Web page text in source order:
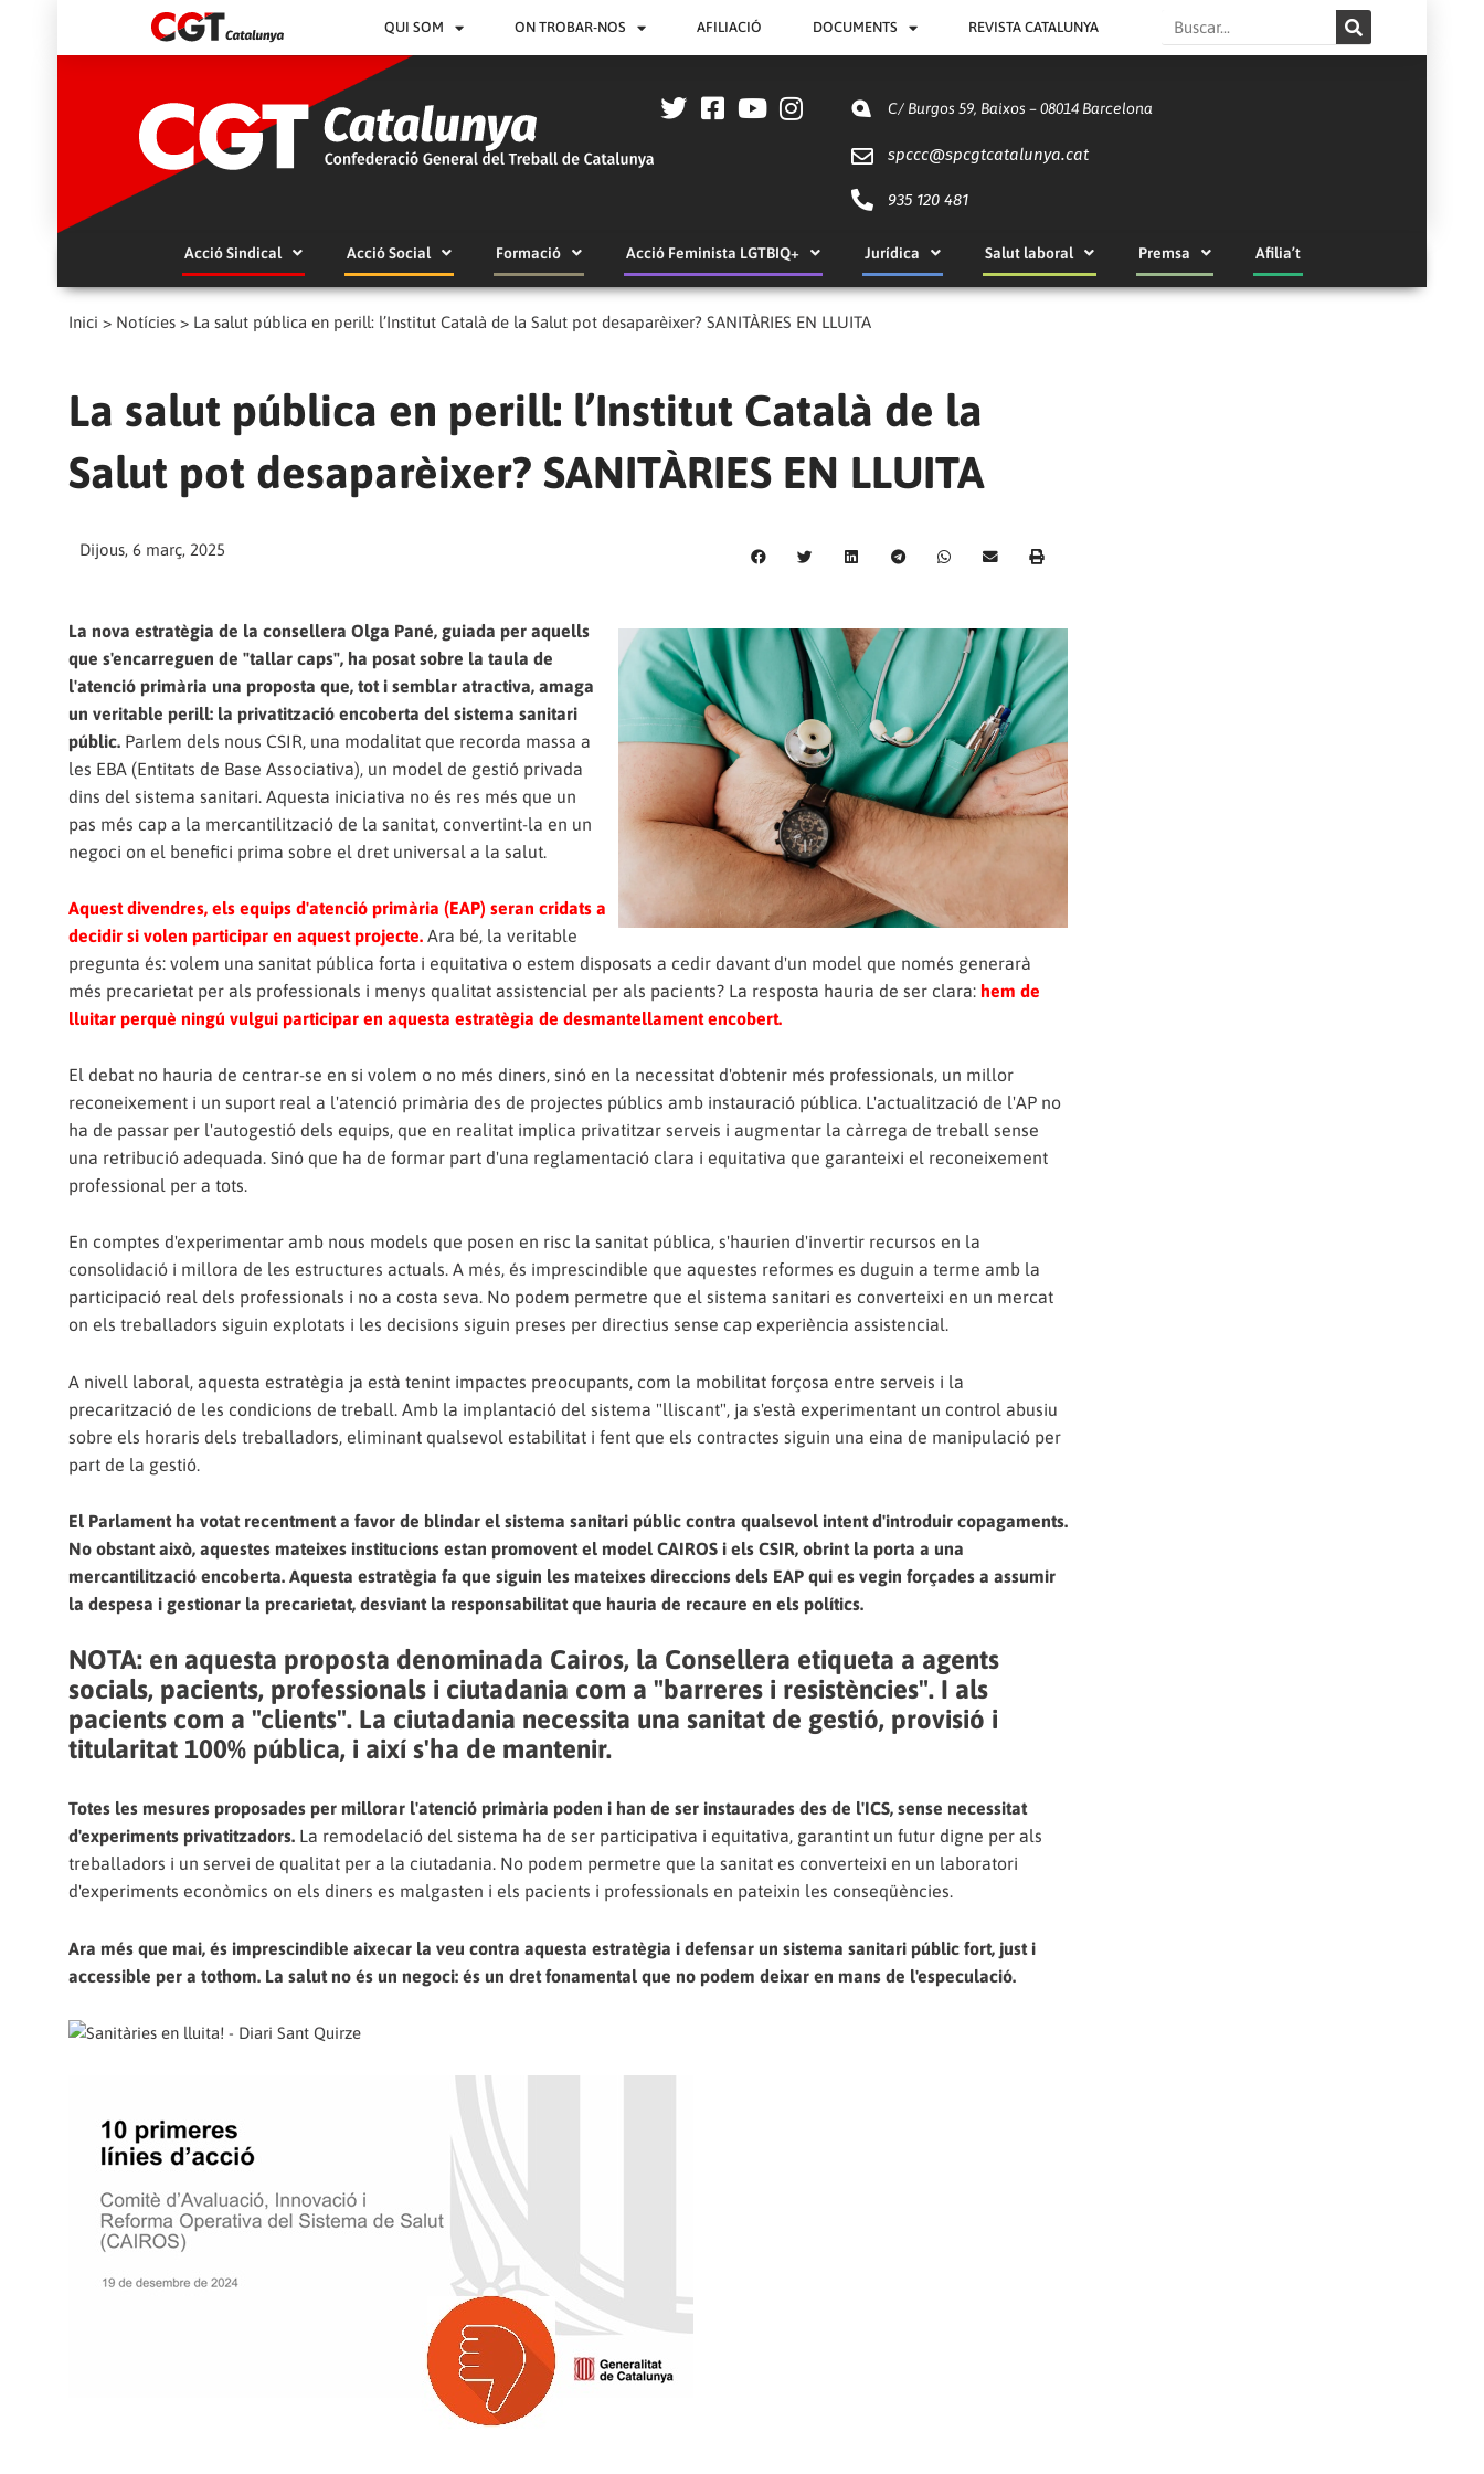
QUI SOM ON TROBAR-NOS AFILIACIÓ DOCUMENTS REVISTA CATALUNYA Search
C/ Burgos 59, Baixos – 08014 Barcelona
spccc@spcgtcatalunya.cat
935 120 481
Acció Sindical Acció Social Formació Acció Feminista LGTBIQ+ Jurídica Salut laboral Premsa Afilia’t
Inici > Notícies > La salut pública en perill: l’Institut Català de la Salut pot desaparèixer? SANITÀRIES EN LLUITA
La salut pública en perill: l’Institut Català de la
Salut pot desaparèixer? SANITÀRIES EN LLUITA
Dijous, 6 març, 2025
La nova estratègia de la consellera Olga Pané, guiada per aquells
que s'encarreguen de "tallar caps", ha posat sobre la taula de
l'atenció primària una proposta que, tot i semblar atractiva, amaga
un veritable perill: la privatització encoberta del sistema sanitari
públic. Parlem dels nous CSIR, una modalitat que recorda massa a
les EBA (Entitats de Base Associativa), un model de gestió privada
dins del sistema sanitari. Aquesta iniciativa no és res més que un
pas més cap a la mercantilització de la sanitat, convertint-la en un
negoci on el benefici prima sobre el dret universal a la salut.
Aquest divendres, els equips d'atenció primària (EAP) seran cridats a
decidir si volen participar en aquest projecte. Ara bé, la veritable
pregunta és: volem una sanitat pública forta i equitativa o estem disposats a cedir davant d'un model que només generarà
més precarietat per als professionals i menys qualitat assistencial per als pacients? La resposta hauria de ser clara: hem de
lluitar perquè ningú vulgui participar en aquesta estratègia de desmantellament encobert.
El debat no hauria de centrar-se en si volem o no més diners, sinó en la necessitat d'obtenir més professionals, un millor
reconeixement i un suport real a l'atenció primària des de projectes públics amb instauració pública. L'actualització de l'AP no
ha de passar per l'autogestió dels equips, que en realitat implica privatitzar serveis i augmentar la càrrega de treball sense
una retribució adequada. Sinó que ha de formar part d'una reglamentació clara i equitativa que garanteixi el reconeixement
professional per a tots.
En comptes d'experimentar amb nous models que posen en risc la sanitat pública, s'haurien d'invertir recursos en la
consolidació i millora de les estructures actuals. A més, és imprescindible que aquestes reformes es duguin a terme amb la
participació real dels professionals i no a costa seva. No podem permetre que el sistema sanitari es converteixi en un mercat
on els treballadors siguin explotats i les decisions siguin preses per directius sense cap experiència assistencial.
A nivell laboral, aquesta estratègia ja està tenint impactes preocupants, com la mobilitat forçosa entre serveis i la
precarització de les condicions de treball. Amb la implantació del sistema "lliscant", ja s'està experimentant un control abusiu
sobre els horaris dels treballadors, eliminant qualsevol estabilitat i fent que els contractes siguin una eina de manipulació per
part de la gestió.
El Parlament ha votat recentment a favor de blindar el sistema sanitari públic contra qualsevol intent d'introduir copagaments.
No obstant això, aquestes mateixes institucions estan promovent el model CAIROS i els CSIR, obrint la porta a una
mercantilització encoberta. Aquesta estratègia fa que siguin les mateixes direccions dels EAP qui es vegin forçades a assumir
la despesa i gestionar la precarietat, desviant la responsabilitat que hauria de recaure en els polítics.
NOTA: en aquesta proposta denominada Cairos, la Consellera etiqueta a agents
socials, pacients, professionals i ciutadania com a "barreres i resistències". I als
pacients com a "clients". La ciutadania necessita una sanitat de gestió, provisió i
titularitat 100% pública, i així s'ha de mantenir.
Totes les mesures proposades per millorar l'atenció primària poden i han de ser instaurades des de l'ICS, sense necessitat
d'experiments privatitzadors. La remodelació del sistema ha de ser participativa i equitativa, garantint un futur digne per als
treballadors i un servei de qualitat per a la ciutadania. No podem permetre que la sanitat es converteixi en un laboratori
d'experiments econòmics on els diners es malgasten i els pacients i professionals en pateixin les conseqüències.
Ara més que mai, és imprescindible aixecar la veu contra aquesta estratègia i defensar un sistema sanitari públic fort, just i
accessible per a tothom. La salut no és un negoci: és un dret fonamental que no podem deixar en mans de l'especulació.